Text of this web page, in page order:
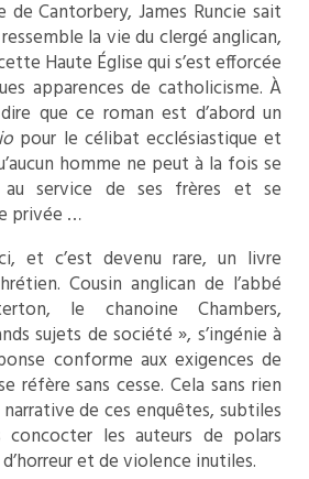
de Cantorbery, James Runcie sait
la vie du clergé anglican,
Haute Église qui s’est efforcée
apparences de catholicisme. À
que ce roman est d’abord un
pour le célibat ecclésiastique et
homme ne peut à la fois se
au service de ses frères et se
privée …
et c’est devenu rare, un livre
Cousin anglican de l’abbé
le chanoine Chambers,
sujets de société », s’ingénie à
conforme aux exigences de
réfère sans cesse. Cela sans rien
de ces enquêtes, subtiles
les auteurs de polars
et de violence inutiles.